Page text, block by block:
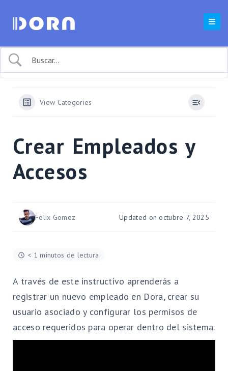
View Categories
Crear Empleados y
Accesos
Felix Gomez Updated on octubre 7, 2025
< 1 minutos de lectura
A través de este instructivo aprenderás a
registrar un nuevo empleado en Dora, crear su
usuario asociado y configurar los permisos de
acceso requeridos para operar dentro del sistema.